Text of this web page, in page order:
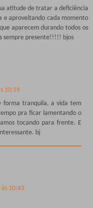
atitude de tratar a deficiência
e aproveitando cada momento
aparecem durando todos os
sempre presente!!!!! bjos
10:19
forma tranquila, a vida tem
pra ficar lamentando o
tocando para frente. E
bj
10:43